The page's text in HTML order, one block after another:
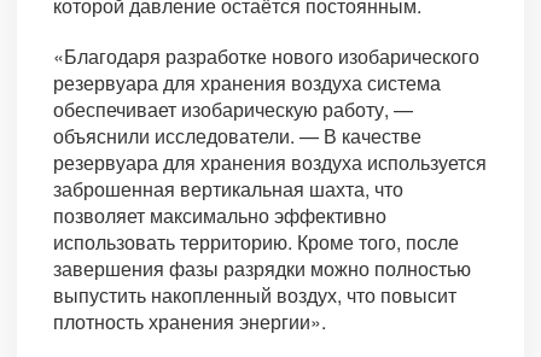
«Благодаря разработке нового изобарического
резервуара для хранения воздуха система
обеспечивает изобарическую работу, —
объяснили исследователи. — В качестве
резервуара для хранения воздуха используется
заброшенная вертикальная шахта, что
позволяет максимально эффективно
использовать территорию. Кроме того, после
завершения фазы разрядки можно полностью
выпустить накопленный воздух, что повысит
плотность хранения энергии».